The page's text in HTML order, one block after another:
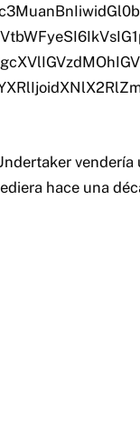
hace una